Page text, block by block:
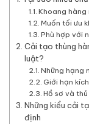
Khoang hàng
Muốn tối ưu
Phù hợp với
Cải tạo thùng
luật?
Những hạng
Giới hạn
Hồ sơ và
Những kiểu cải
định